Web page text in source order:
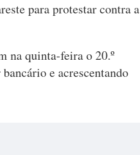
para protestar contra a
na quinta-feira o 20.º
e acrescentando